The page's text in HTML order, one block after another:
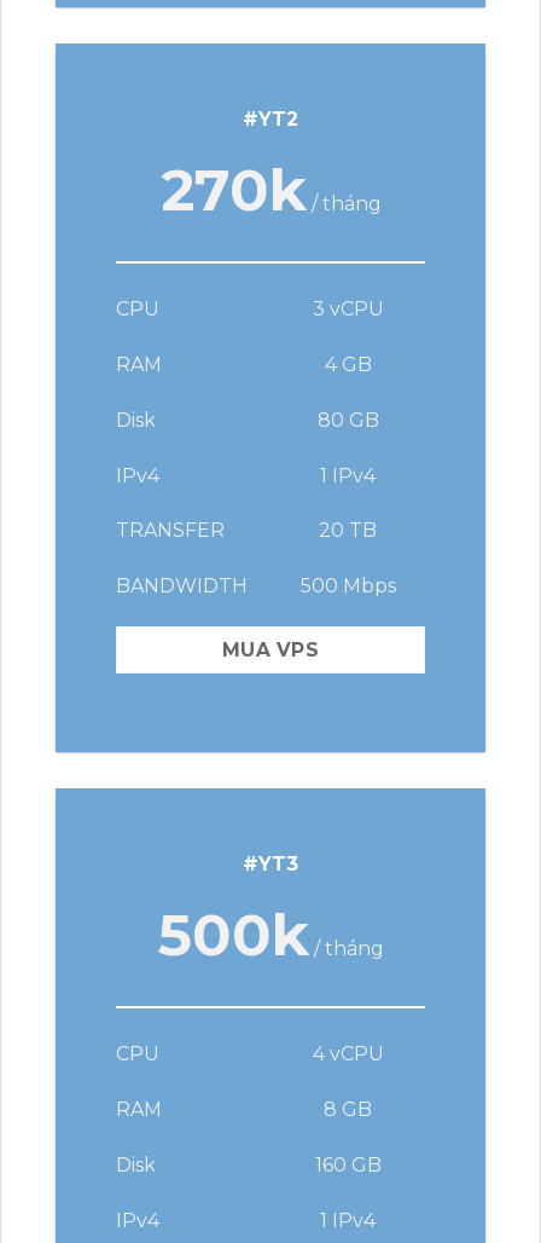
#YT2
270k/ tháng
CPU 3 vCPU
RAM 4 GB
Disk 80 GB
IPv4 1 IPv4
TRANSFER 20 TB
BANDWIDTH 500 Mbps
MUA VPS
#YT3
500k/ tháng
CPU 4 vCPU
RAM 8 GB
Disk 160 GB
IPv4 1 IPv4